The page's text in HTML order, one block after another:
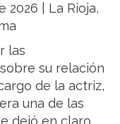
2026 | La Rioja,
las
su relación
de la actriz,
una de las
dejó en claro